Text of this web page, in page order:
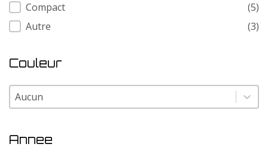
Compact
(5)
Autre
(3)
Couleur
Couleur
Couleur
Annee